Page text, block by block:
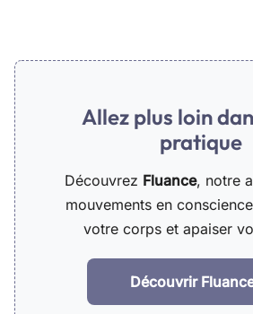
Allez plus loin
pratique
Découvrez Fluance, notre
mouvements en
votre corps et apaiser
Découvrir